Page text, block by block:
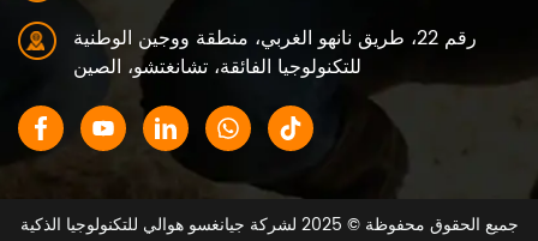
رقم 22، طريق نانهو الغربي، منطقة ووجين الوطنية
للتكنولوجيا الفائقة، تشانغتشو، الصين
جميع الحقوق محفوظة © 2025 لشركة جيانغسو هوالي للتكنولوجيا الذكية